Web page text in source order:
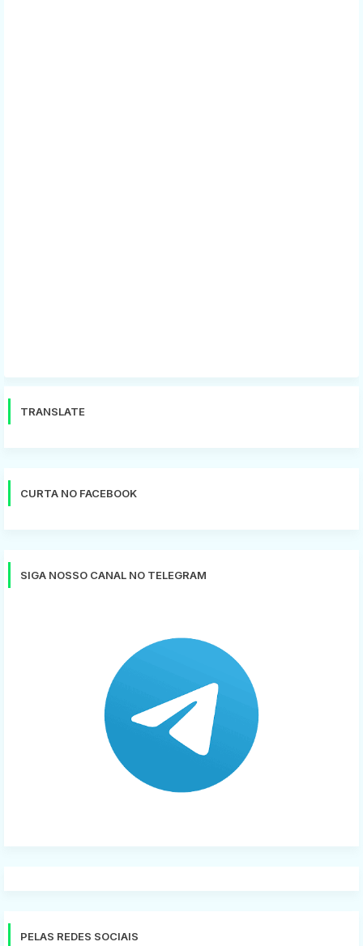
TRANSLATE
CURTA NO FACEBOOK
SIGA NOSSO CANAL NO TELEGRAM
PELAS REDES SOCIAIS